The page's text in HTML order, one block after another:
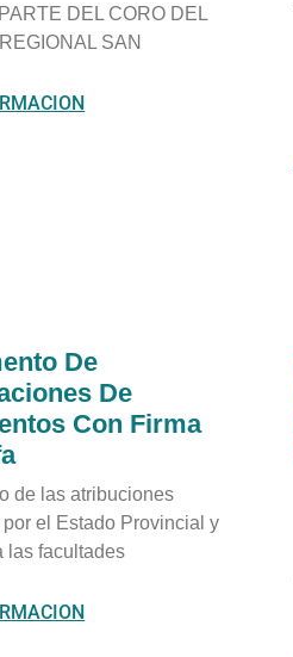
DEL CORO DEL
SAN
De
De
Con Firma
de las atribuciones
el Estado Provincial y
las facultades